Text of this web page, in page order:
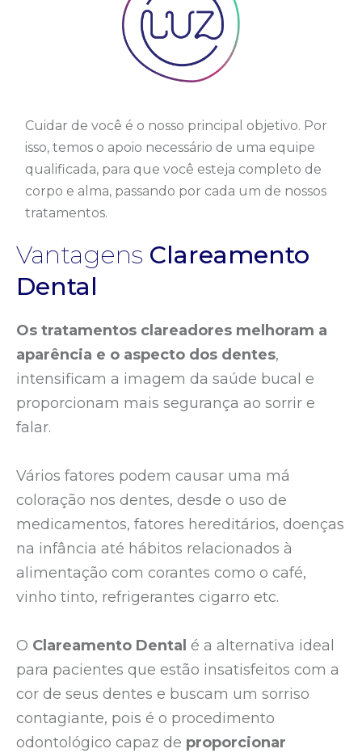
Cuidar de você é o nosso principal objetivo. Por
isso, temos o apoio necessário de uma equipe
qualificada, para que você esteja completo de
corpo e alma, passando por cada um de nossos
tratamentos.
Vantagens Clareamento
Dental
Os tratamentos clareadores melhoram a
aparência e o aspecto dos dentes,
intensificam a imagem da saúde bucal e
proporcionam mais segurança ao sorrir e
falar.
Vários fatores podem causar uma má
coloração nos dentes, desde o uso de
medicamentos, fatores hereditários, doenças
na infância até hábitos relacionados à
alimentação com corantes como o café,
vinho tinto, refrigerantes cigarro etc.
O Clareamento Dental é a alternativa ideal
para pacientes que estão insatisfeitos com a
cor de seus dentes e buscam um sorriso
contagiante, pois é o procedimento
odontológico capaz de proporcionar